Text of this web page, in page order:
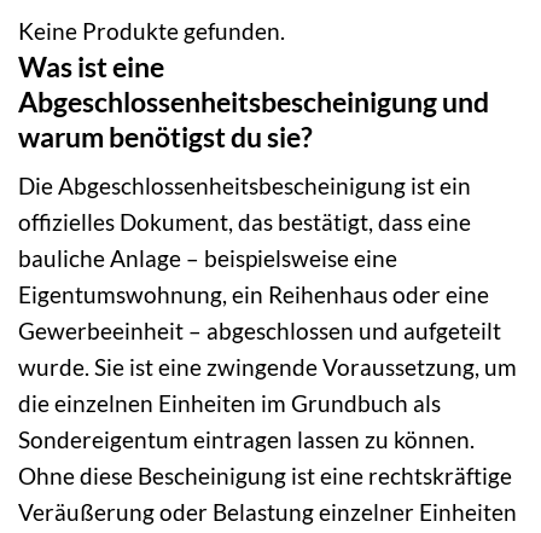
Keine Produkte gefunden.
Was ist eine
Abgeschlossenheitsbescheinigung und
warum benötigst du sie?
Die Abgeschlossenheitsbescheinigung ist ein
offizielles Dokument, das bestätigt, dass eine
bauliche Anlage – beispielsweise eine
Eigentumswohnung, ein Reihenhaus oder eine
Gewerbeeinheit – abgeschlossen und aufgeteilt
wurde. Sie ist eine zwingende Voraussetzung, um
die einzelnen Einheiten im Grundbuch als
Sondereigentum eintragen lassen zu können.
Ohne diese Bescheinigung ist eine rechtskräftige
Veräußerung oder Belastung einzelner Einheiten